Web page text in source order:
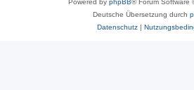
Powered by phpBB® Forum Software
Deutsche Übersetzung durch
Datenschutz|